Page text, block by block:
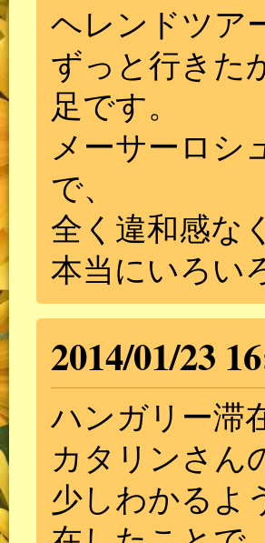
ヘレンドツア
ずっと行きた
足です。
メーサーロシ
で、
全く違和感な
本当にいろい
2014/01/23
ハンガリー滞
カタリンさん
少しわかるよ